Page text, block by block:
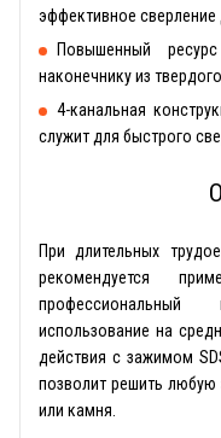
эффективное сверление
Повышенный
наконечнику из
4-канальная
служит для быстрого
При длительных
рекомендуется
использование на
действия с зажимом
позволит решить любую
или камня.